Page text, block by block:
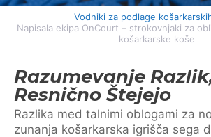
Vodniki za podlage
Napisala ekipa OnCourt – strokovnjaki za
košarkarske koše
Razumevanje
Resnično Štejejo
Razlika med talnimi oblogami za
zunanja košarkarska igrišča sega